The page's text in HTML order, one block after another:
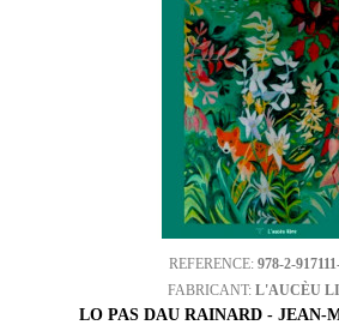
REFERENCE: 978-2-
FABRICANT: L'AUCÈU
LO PAS DAU RAINARD - JEAN-